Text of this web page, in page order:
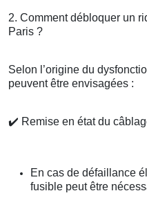
2. Comment débloquer un
Paris ?
Selon l’origine du
peuvent être envisagées :
✔️ Remise en état du
En cas de défaillance
fusible peut être